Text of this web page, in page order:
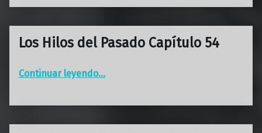
Los Hilos del Pasado Capítulo 54
Continuar leyendo…